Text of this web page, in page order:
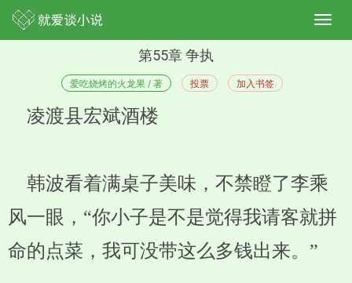
第55章 争执
爱吃烧烤的火龙果 / 著 投票 加入书签
凌渡县宏斌酒楼
韩波看着满桌子美味，不禁瞪了李乘
风一眼，“你小子是不是觉得我请客就拼
命的点菜，我可没带这么多钱出来。”